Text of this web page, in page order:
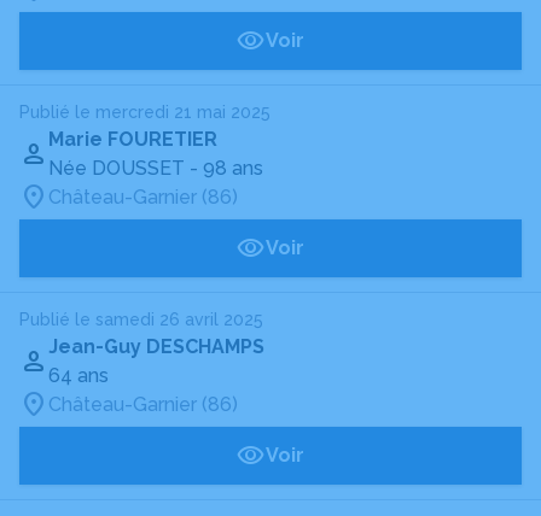
Voir
Publié le mercredi 21 mai 2025
Marie FOURETIER
Née DOUSSET - 98 ans
Château-Garnier (86)
Voir
Publié le samedi 26 avril 2025
Jean-Guy DESCHAMPS
64 ans
Château-Garnier (86)
Voir